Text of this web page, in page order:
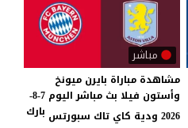
مباشر
مشاهدة مباراة بايرن ميونخ
وأستون فيلا بث مباشر اليوم 7-8-
2026 ودية كاي تاك سبورتس
بارك